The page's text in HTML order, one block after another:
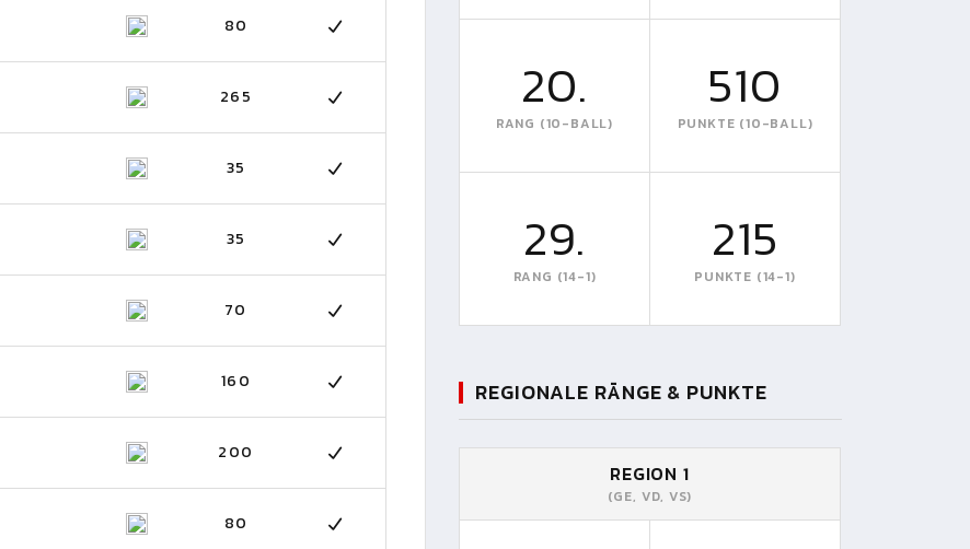
80
265
35
35
70
160
200
80
20.
RANG (10-BALL)
510
PUNKTE (10-BALL)
29.
RANG (14-1)
215
PUNKTE (14-1)
REGIONALE RÄNGE & PUNKTE
REGION 1
(GE, VD, VS)